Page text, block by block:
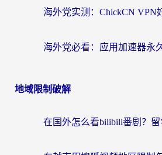
地域限制破解